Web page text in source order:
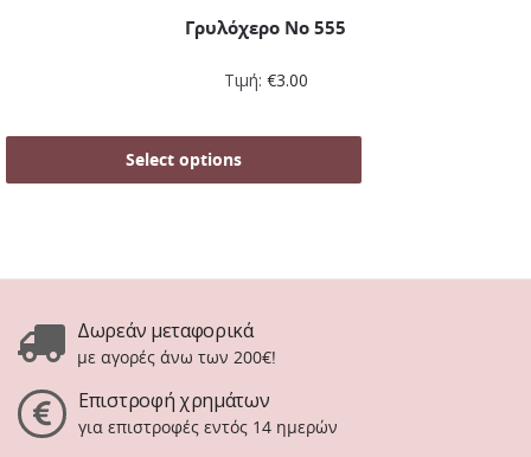
Γρυλόχερο Νο 555
Τιμή: €3.00
Select options
Δωρεάν μεταφορικά
με αγορές άνω των 200€!
Επιστροφή χρημάτων
για επιστροφές εντός 14 ημερών